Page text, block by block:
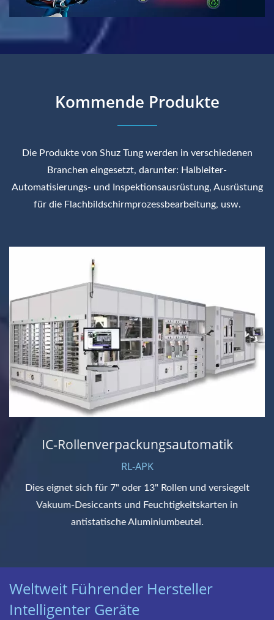
Kommende Produkte
Die Produkte von Shuz Tung werden in verschiedenen
Branchen eingesetzt, darunter: Halbleiter-
Automatisierungs- und Inspektionsausrüstung, Ausrüstung
für die Flachbildschirmprozessbearbeitung, usw.
IC-Rollenverpackungsautomatik
RL-APK
Dies eignet sich für 7" oder 13" Rollen und versiegelt
Vakuum-Desiccants und Feuchtigkeitskarten in
antistatische Aluminiumbeutel.
Weltweit Führender Hersteller
Intelligenter Geräte